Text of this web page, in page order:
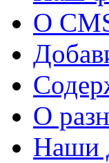
О
О
Наши